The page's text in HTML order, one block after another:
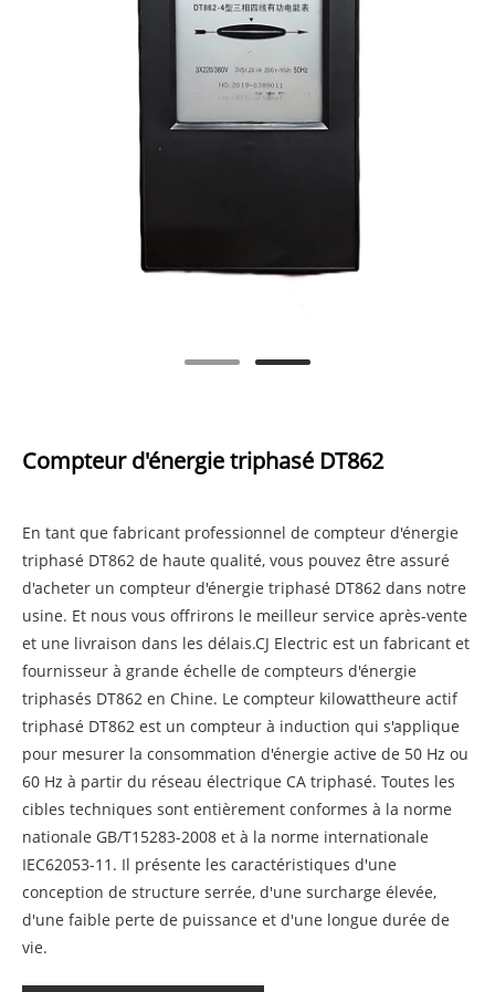
Compteur d'énergie triphasé DT862
En tant que fabricant professionnel de compteur d'énergie
triphasé DT862 de haute qualité, vous pouvez être assuré
d'acheter un compteur d'énergie triphasé DT862 dans notre
usine. Et nous vous offrirons le meilleur service après-vente
et une livraison dans les délais.CJ Electric est un fabricant et
fournisseur à grande échelle de compteurs d'énergie
triphasés DT862 en Chine. Le compteur kilowattheure actif
triphasé DT862 est un compteur à induction qui s'applique
pour mesurer la consommation d'énergie active de 50 Hz ou
60 Hz à partir du réseau électrique CA triphasé. Toutes les
cibles techniques sont entièrement conformes à la norme
nationale GB/T15283-2008 et à la norme internationale
IEC62053-11. Il présente les caractéristiques d'une
conception de structure serrée, d'une surcharge élevée,
d'une faible perte de puissance et d'une longue durée de
vie.